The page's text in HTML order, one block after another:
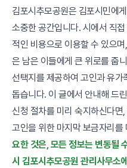
김포시추모공원은 김포시민에
소중한 공간입니다. 시에서 직
적인 비용으로 이용할 수 있으
은 남은 이들에게 큰 위로를 줍
선택지를 제공하여 고인과 유
돕습니다. 이 글에서 안내해 드
신청 절차를 미리 숙지하신다면
고인을 위한 마지막 보금자리
요한 것은, 모든 정보는 변동될
시 김포시추모공원 관리사무소